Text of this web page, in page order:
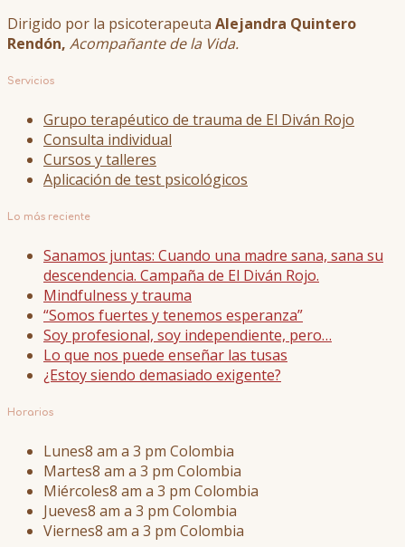
Dirigido por la psicoterapeuta Alejandra Quintero
Rendón, Acompañante de la Vida.
Servicios
Grupo terapéutico de trauma de El Diván Rojo
Consulta individual
Cursos y talleres
Aplicación de test psicológicos
Lo más reciente
Sanamos juntas: Cuando una madre sana, sana su
descendencia. Campaña de El Diván Rojo.
Mindfulness y trauma
“Somos fuertes y tenemos esperanza”
Soy profesional, soy independiente, pero…
Lo que nos puede enseñar las tusas
¿Estoy siendo demasiado exigente?
Horarios
Lunes8 am a 3 pm Colombia
Martes8 am a 3 pm Colombia
Miércoles8 am a 3 pm Colombia
Jueves8 am a 3 pm Colombia
Viernes8 am a 3 pm Colombia